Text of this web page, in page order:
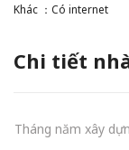
Khác ：Có internet
Chi tiết
Tháng năm xây